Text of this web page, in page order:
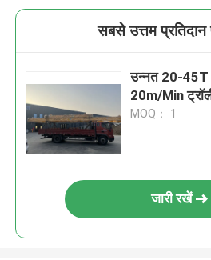
सबसे उत्तम प्रतिदान
उन्नत 20-45T
20m/Min
MOQ： 1
जारी रखें